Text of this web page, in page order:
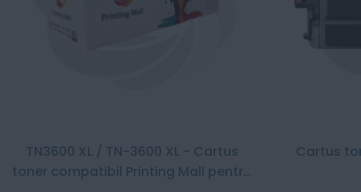
TN3600 XL / TN-3600 XL - Cartus
toner compatibil Printing Mall pentru
Cartus